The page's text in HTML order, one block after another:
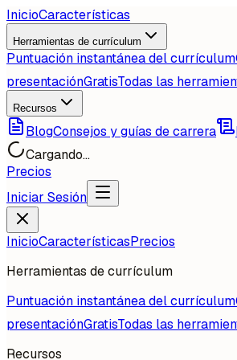
InicioCaracterísticas
Herramientas de currículum
Puntuación instantánea del currículum
presentaciónGratisTodas las
Recursos
BlogConsejos y guías de carrera
Cargando...
Precios
Iniciar Sesión
InicioCaracterísticasPrecios
Herramientas de currículum
Puntuación instantánea del currículum
presentaciónGratisTodas las
Recursos